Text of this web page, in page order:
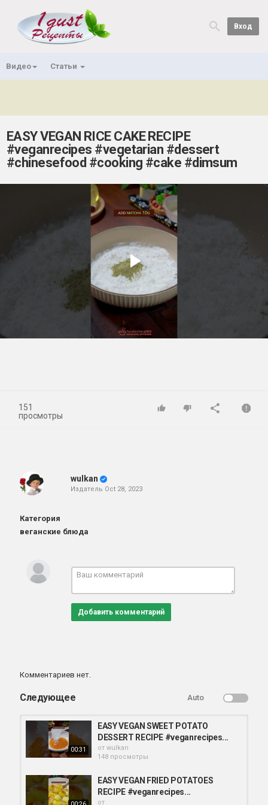
Вход
Видео Статьи
EASY VEGAN RICE CAKE RECIPE
#veganrecipes #vegetarian #dessert
#chinesefood #cooking #cake #dimsum
Play
Video
151
просмотры
wulkan
Издатель Oct 28, 2023
Категория
веганские блюда
Добавить комментарий
Комментариев нет.
Следующее Auto
00:31
EASY VEGAN SWEET POTATO
DESSERT RECIPE #veganrecipes...
от wulkan
148 просмотры
EASY VEGAN FRIED POTATOES
RECIPE #veganrecipes...
от